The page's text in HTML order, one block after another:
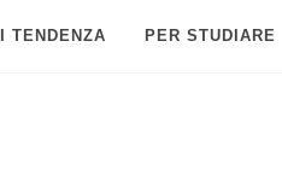
TENDENZA PER STUDIARE